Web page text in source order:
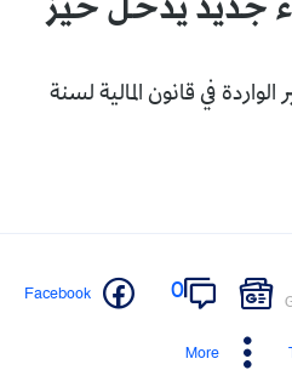
جديد يدخل حيز
في قانون المالية لسنة
0
Facebook
More